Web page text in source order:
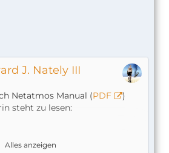
J. Nately III
Netatmos Manual (PDF
)
steht zu lesen:
mehr, ob da anschließend noch
Alles anzeigen